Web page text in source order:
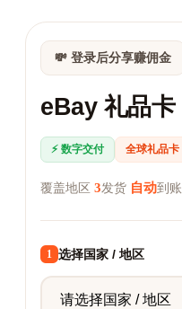
💸 登录后分享赚佣金
eBay 礼品卡
⚡ 数字交付 全球礼品卡
覆盖地区 3发货 自动到账
1 选择国家 / 地区